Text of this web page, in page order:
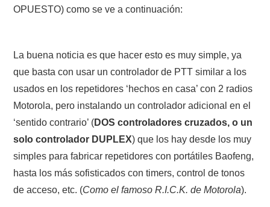
OPUESTO) como se ve a continuación:
La buena noticia es que hacer esto es muy simple, ya
que basta con usar un controlador de PTT similar a los
usados en los repetidores ‘hechos en casa’ con 2 radios
Motorola, pero instalando un controlador adicional en el
‘sentido contrario’ (DOS controladores cruzados, o un
solo controlador DUPLEX) que los hay desde los muy
simples para fabricar repetidores con portátiles Baofeng,
hasta los más sofisticados con timers, control de tonos
de acceso, etc. (Como el famoso R.I.C.K. de Motorola).